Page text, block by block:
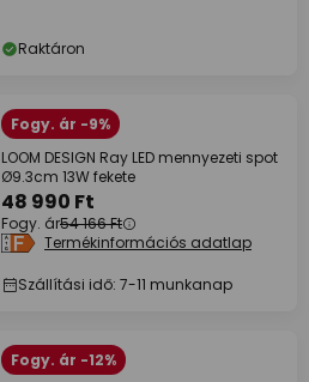
Raktáron
Fogy. ár -9%
LOOM DESIGN Ray LED mennyezeti spot
Ø9.3cm 13W fekete
48 990 Ft
Fogy. ár54 166 Ft
Termékinformációs adatlap
Szállítási idő: 7-11 munkanap
Fogy. ár -12%